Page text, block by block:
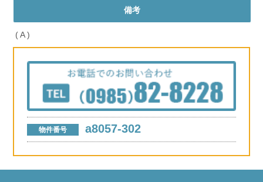
備考
(A)
物件番号 a8057-302